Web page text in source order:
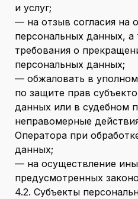
и услуг;
— на отзыв согласия на
персональных данных, а
требования о
персональных данных;
— обжаловать в
по защите прав
данных или в судебном
неправомерные
Оператора при
данных;
— на осуществление
предусмотренных
4.2. Субъекты